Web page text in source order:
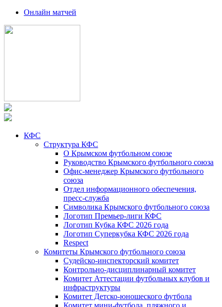
Онлайн матчей
КФС
Структура КФС
О Крымском футбольном союзе
Руководство Крымского футбольного союза
Офис-менеджер Крымского футбольного
союза
Отдел информационного обеспечения,
пресс-служба
Символика Крымского футбольного союза
Логотип Премьер-лиги КФС
Логотип Кубка КФС 2026 года
Логотип Суперкубка КФС 2026 года
Respect
Комитеты Крымского футбольного союза
Судейско-инспекторский комитет
Контрольно-дисциплинарный комитет
Комитет Аттестации футбольных клубов и
инфраструктуры
Комитет Детско-юношеского футбола
Комитет мини-футбола, пляжного и